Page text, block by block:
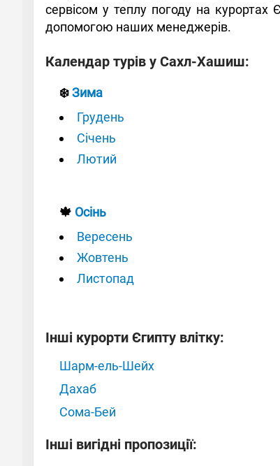
сервісом у теплу погоду на
допомогою наших менеджерів.
Календар турів у Сахл-Хашиш:
❄️Зима
Грудень
Січень
Лютий
🍁 Осінь
Вересень
Жовтень
Листопад
Інші курорти Єгипту влітку:
Шарм-ель-Шейх
Дахаб
Сома-Бей
Інші вигідні пропозиції: